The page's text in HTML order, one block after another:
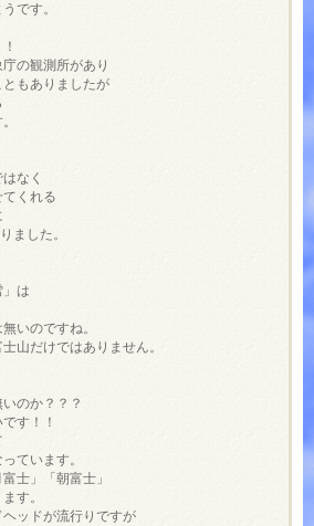
です。
の観測所があり
もありましたが
なく
くれる
ました。
は
いのですね。
山だけではありません。
のか？？？
す！！
ています。
士」「朝富士」
す。
ヘッドが流行りですが